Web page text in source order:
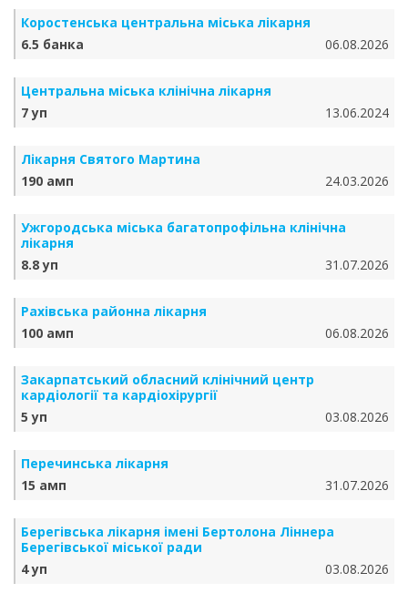
Коростенська центральна міська лікарня
6.5 банка
06.08.2026
Центральна міська клінічна лікарня
7 уп
13.06.2024
Лікарня Святого Мартина
190 амп
24.03.2026
Ужгородська міська багатопрофільна клінічна
лікарня
8.8 уп
31.07.2026
Рахівська районна лікарня
100 амп
06.08.2026
Закарпатський обласний клінічний центр
кардіології та кардіохірургії
5 уп
03.08.2026
Перечинська лікарня
15 амп
31.07.2026
Берегівська лікарня імені Бертолона Ліннера
Берегівської міської ради
4 уп
03.08.2026